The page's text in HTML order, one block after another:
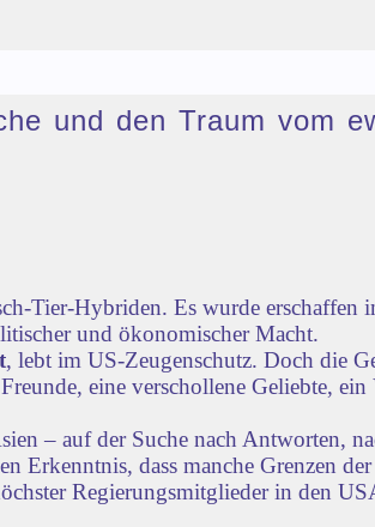
und den Traum vom
Tier-Hybriden. Es wurde erschaffen
und ökonomischer Macht.
, lebt im US-Zeugenschutz. Doch die
eine verschollene Geliebte, ein
– auf der Suche nach Antworten,
Erkenntnis, dass manche Grenzen
Regierungsmitglieder in den